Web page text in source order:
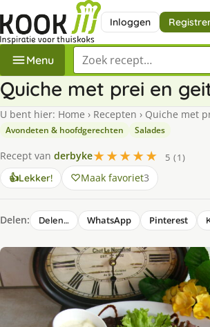
Inloggen
Menu Zoek een recept
Quiche met prei en
U bent hier: Home › Recepten › Quiche met
Avondeten & hoofdgerechten Salades
Recept van derbyke★★★★★
5 (1)
👍Lekker! Maak favoriet3
Delen: Delen… WhatsApp Pinterest